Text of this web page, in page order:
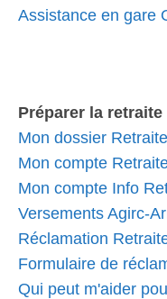
Assistance en gare
Préparer la retraite
Mon dossier
Mon compte
Mon compte Info
Versements Agirc-
Réclamation
Formulaire de
Qui peut m'aider